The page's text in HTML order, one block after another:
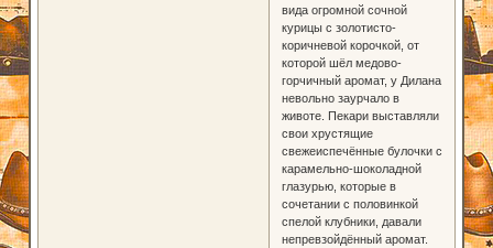
вида огромной сочной
курицы с золотисто-
коричневой корочкой, от
которой шёл медово-
горчичный аромат, у Дилана
невольно заурчало в
животе. Пекари выставляли
свои хрустящие
свежеиспечённые булочки с
карамельно-шоколадной
глазурью, которые в
сочетании с половинкой
спелой клубники, давали
непревзойдённый аромат.